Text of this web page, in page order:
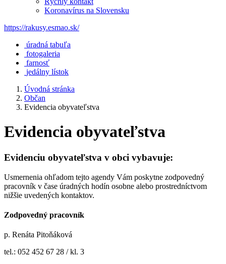
Koronavírus na Slovensku
https://rakusy.esmao.sk/
úradná tabuľa
fotogaleria
farnosť
jedálny lístok
Úvodná stránka
Občan
Evidencia obyvateľstva
Evidencia obyvateľstva
Evidenciu obyvateľstva v obci vybavuje:
Usmernenia ohľadom tejto agendy Vám poskytne zodpovedný
pracovník v čase úradných hodín osobne alebo prostredníctvom
nižšie uvedených kontaktov.
Zodpovedný pracovník
p. Renáta Pitoňáková
tel.: 052 452 67 28 / kl. 3